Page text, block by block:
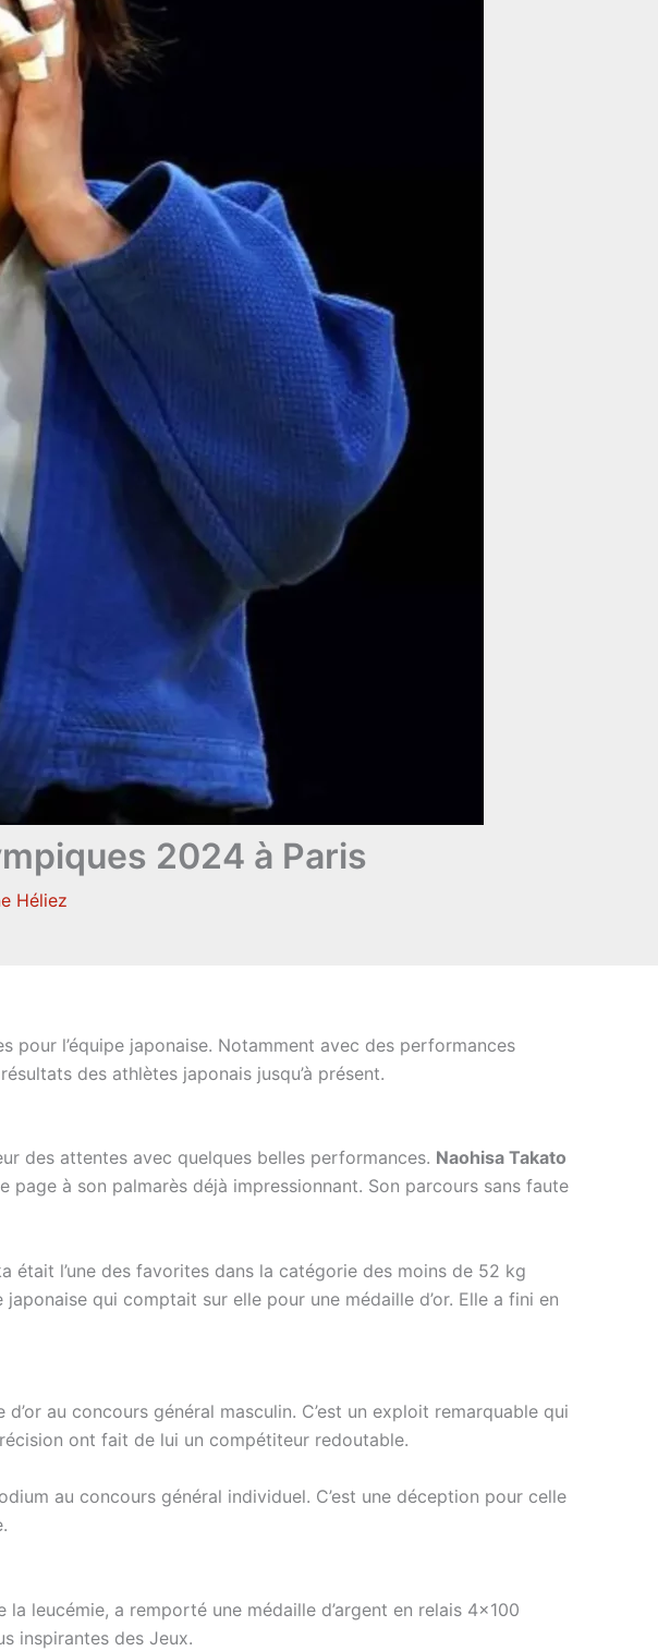
2024 à Paris
Héliez
l’équipe japonaise. Notamment avec des performances
des athlètes japonais jusqu’à présent.
des attentes avec quelques belles performances. Naohisa Takato
à son palmarès déjà impressionnant. Son parcours sans faute
était l’une des favorites dans la catégorie des moins de 52 kg
qui comptait sur elle pour une médaille d’or. Elle a fini en
au concours général masculin. C’est un exploit remarquable qui
ont fait de lui un compétiteur redoutable.
au concours général individuel. C’est une déception pour celle
leucémie, a remporté une médaille d’argent en relais 4×100
inspirantes des Jeux.